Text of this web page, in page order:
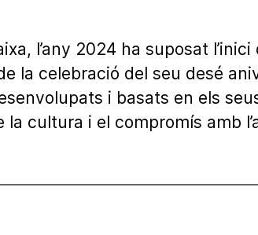
l’any 2024 ha suposat
la celebració del seu desé
i basats en els
la cultura i el compromís amb